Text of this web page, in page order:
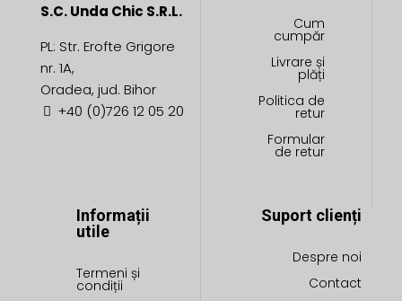
S.C. Unda Chic S.R.L.
PL: Str. Erofte Grigore
nr. 1A,
Oradea, jud. Bihor
+40 (0)726 12 05 20
Cum
cumpăr
Livrare și
plăți
Politica de
retur
Formular
de retur
Informații
utile
Termeni și
condiții
Suport clienți
Despre noi
Contact